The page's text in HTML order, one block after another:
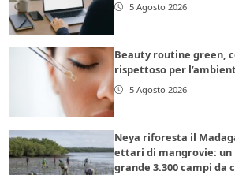
5 Agosto 2026
Beauty routine green,
rispettoso per
5 Agosto 2026
Neya riforesta il
ettari di mangrovie: un
grande 3.300 campi da